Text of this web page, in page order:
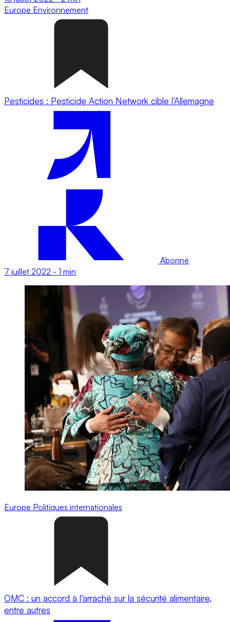
Europe Environnement
Pesticides : Pesticide Action Network cible l’Allemagne
Abonné
7 juillet 2022 - 1 min
Europe Politiques internationales
OMC : un accord à l’arraché sur la sécurité alimentaire,
entre autres